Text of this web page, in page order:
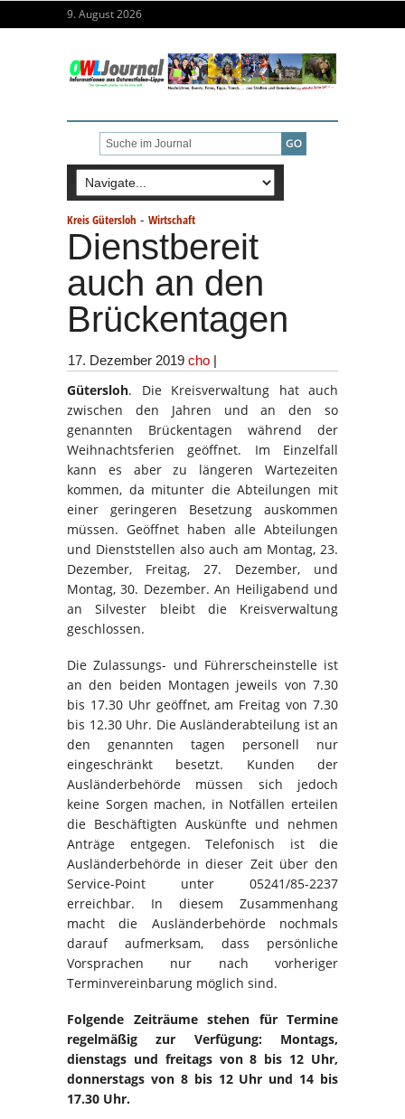
9. August 2026
Kreis Gütersloh - Wirtschaft
Dienstbereit
auch an den
Brückentagen
17. Dezember 2019 cho |
Gütersloh. Die Kreisverwaltung hat auch
zwischen den Jahren und an den so
genannten Brückentagen während der
Weihnachtsferien geöffnet. Im Einzelfall
kann es aber zu längeren Wartezeiten
kommen, da mitunter die Abteilungen mit
einer geringeren Besetzung auskommen
müssen. Geöffnet haben alle Abteilungen
und Dienststellen also auch am Montag, 23.
Dezember, Freitag, 27. Dezember, und
Montag, 30. Dezember. An Heiligabend und
an Silvester bleibt die Kreisverwaltung
geschlossen.
Die Zulassungs- und Führerscheinstelle ist
an den beiden Montagen jeweils von 7.30
bis 17.30 Uhr geöffnet, am Freitag von 7.30
bis 12.30 Uhr. Die Ausländerabteilung ist an
den genannten tagen personell nur
eingeschränkt besetzt. Kunden der
Ausländerbehörde müssen sich jedoch
keine Sorgen machen, in Notfällen erteilen
die Beschäftigten Auskünfte und nehmen
Anträge entgegen. Telefonisch ist die
Ausländerbehörde in dieser Zeit über den
Service-Point unter 05241/85-2237
erreichbar. In diesem Zusammenhang
macht die Ausländerbehörde nochmals
darauf aufmerksam, dass persönliche
Vorsprachen nur nach vorheriger
Terminvereinbarung möglich sind.
Folgende Zeiträume stehen für Termine
regelmäßig zur Verfügung: Montags,
dienstags und freitags von 8 bis 12 Uhr,
donnerstags von 8 bis 12 Uhr und 14 bis
17.30 Uhr.